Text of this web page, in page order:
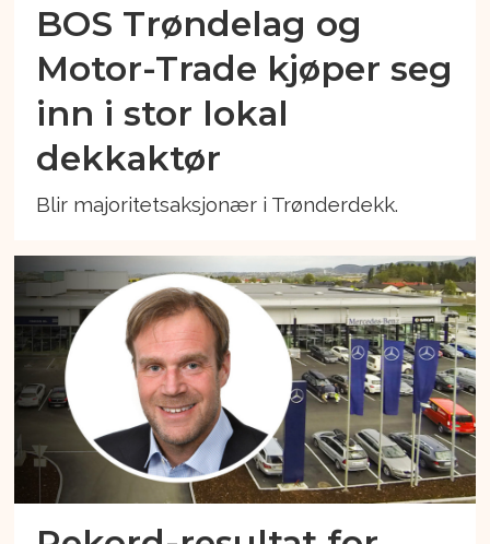
BOS Trøndelag og
Motor-Trade kjøper seg
inn i stor lokal
dekkaktør
Blir majoritetsaksjonær i Trønderdekk.